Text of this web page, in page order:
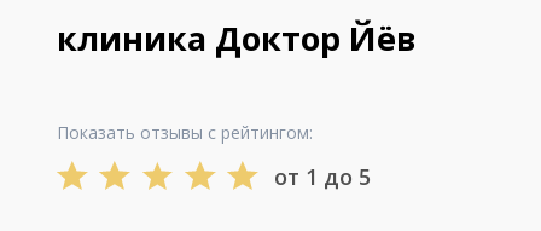
клиника Доктор Йёв
Показать отзывы с рейтингом:
от 1 до 5